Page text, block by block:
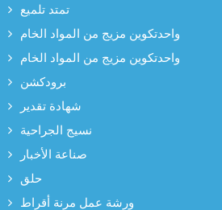
تمتد تلميع
واحدتكوين مزيج من المواد الخام
واحدتكوين مزيج من المواد الخام
برودكشن
شهادة تقدير
نسيج الجراحية
صناعة الأخبار
حلق
ورشة عمل مرنة أقراط